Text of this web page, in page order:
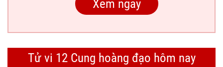
Tử vi 12 Cung hoàng đạo hôm nay